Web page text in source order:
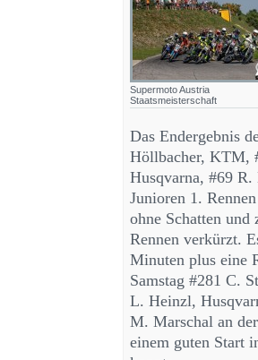
Supermoto Austria
Staatsmeisterschaft
Das Endergebnis
Höllbacher, KTM,
Husqvarna, #69
Junioren 1.
ohne Schatten und
Rennen verkürzt.
Minuten plus eine
Samstag #281 C.
L. Heinzl,
M. Marschal an
einem guten Start